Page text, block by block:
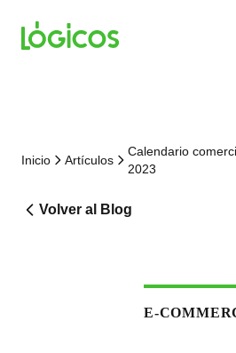
Inicio Artículos
Calendario
2023
Volver al Blog
E-